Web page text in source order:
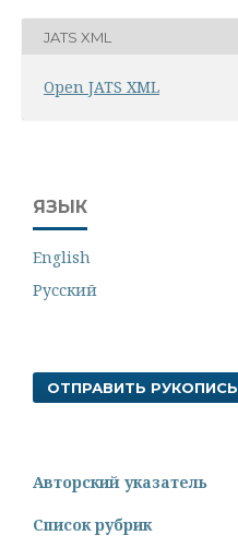
JATS XML
Open JATS XML
ЯЗЫК
English
Русский
ОТПРАВИТЬ РУКОПИСЬ
Авторский указатель
Список рубрик